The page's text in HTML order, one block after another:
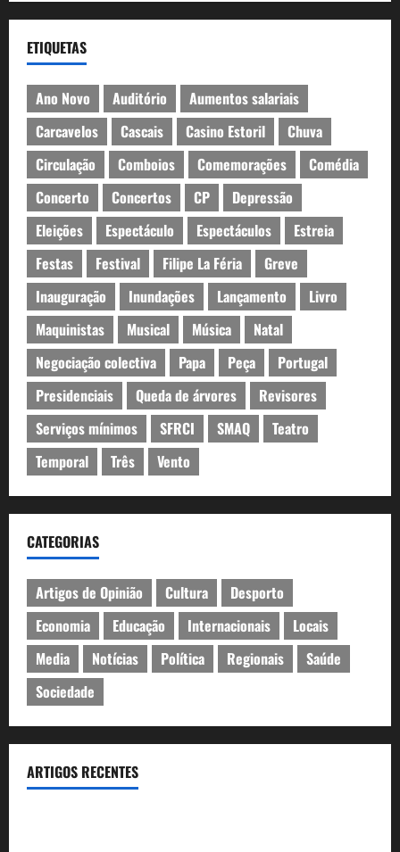
ETIQUETAS
Ano Novo Auditório
Aumentos salariais
Carcavelos
Cascais Casino Estoril
Chuva
Circulação
Comboios Comemorações
Comédia
Concerto
Concertos CP
Depressão
Eleições
Espectáculo Espectáculos
Estreia
Festas
Festival Filipe La Féria
Greve
Inauguração
Inundações Lançamento
Livro
Maquinistas
Musical Música
Natal
Negociação colectiva
Papa Peça
Portugal
Presidenciais
Queda de árvores
Revisores
Serviços mínimos
SFRCI SMAQ
Teatro
Temporal
Três Vento
CATEGORIAS
Artigos de Opinião Cultura
Desporto
Economia
Educação Internacionais
Locais
Media
Notícias Política Regionais
Saúde
Sociedade
ARTIGOS RECENTES